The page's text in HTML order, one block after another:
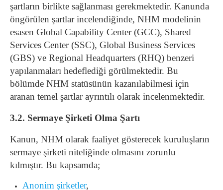
şartların birlikte sağlanması gerekmektedir. Kanunda
öngörülen şartlar incelendiğinde, NHM modelinin
esasen Global Capability Center (GCC), Shared
Services Center (SSC), Global Business Services
(GBS) ve Regional Headquarters (RHQ) benzeri
yapılanmaları hedeflediği görülmektedir. Bu
bölümde NHM statüsünün kazanılabilmesi için
aranan temel şartlar ayrıntılı olarak incelenmektedir.
3.2. Sermaye Şirketi Olma Şartı
Kanun, NHM olarak faaliyet gösterecek kuruluşların
sermaye şirketi niteliğinde olmasını zorunlu
kılmıştır. Bu kapsamda;
Anonim şirketler,